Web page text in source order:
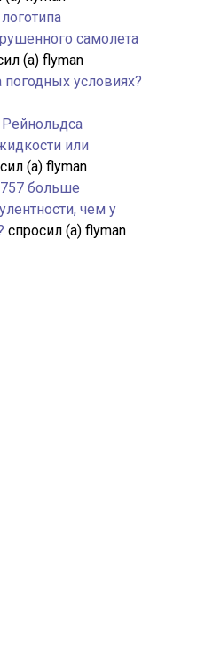
самолета
(а) flyman
погодных условиях?
Рейнольдса
или
(а) flyman
больше
чем у
спросил (а) flyman